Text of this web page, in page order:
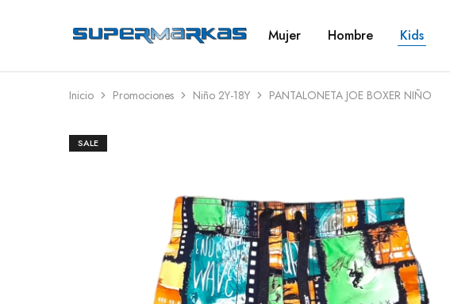
SuperMarkas
Ropa
Envío
gratis*
Mujer Hombre Kids
Inicio Promociones Niño 2Y-18Y PANTALONETA JOE BOXER NIÑO
SALE